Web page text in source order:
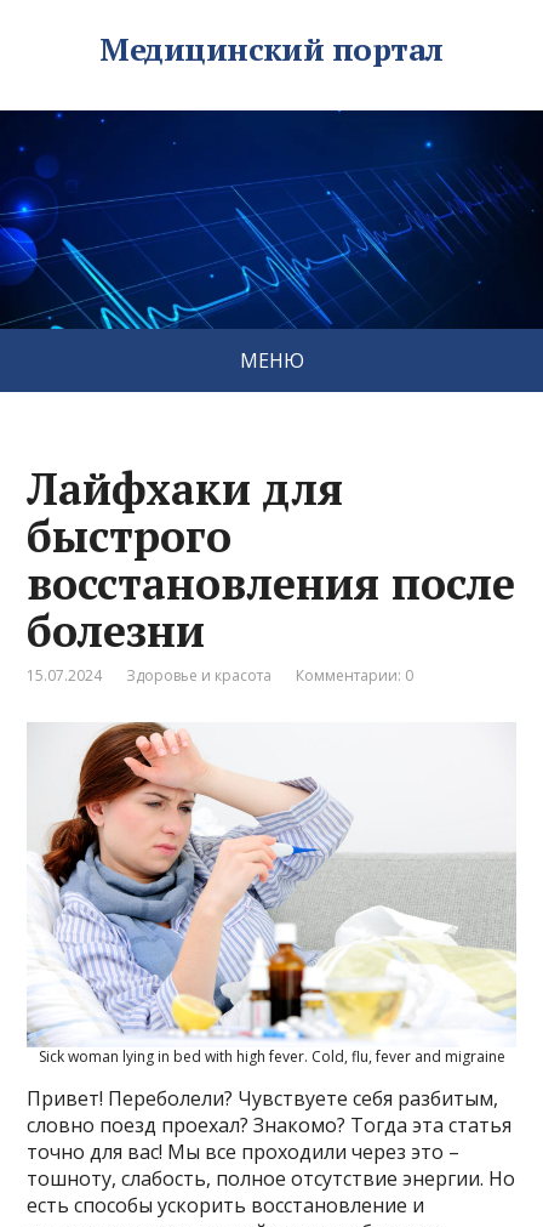
Медицинский портал
МЕНЮ
Лайфхаки для
быстрого
восстановления после
болезни
15.07.2024 Здоровье и красота Комментарии: 0
Sick woman lying in bed with high fever. Cold, flu, fever and migraine
Привет! Переболели? Чувствуете себя разбитым,
словно поезд проехал? Знакомо? Тогда эта статья
точно для вас! Мы все проходили через это –
тошноту, слабость, полное отсутствие энергии. Но
есть способы ускорить восстановление и